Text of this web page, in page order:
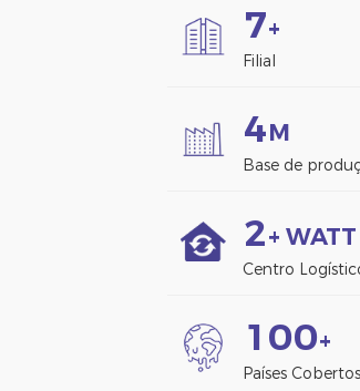
7+
Filial
4M
Base de
2+ WATT
Centro
1 00+
Países Cobertos